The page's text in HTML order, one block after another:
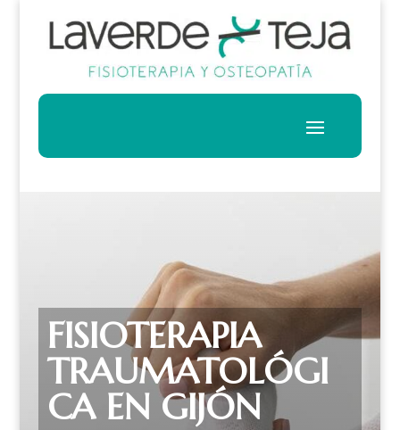
FISIOTERAPIA
TRAUMATOLÓGI
CA EN GIJÓN